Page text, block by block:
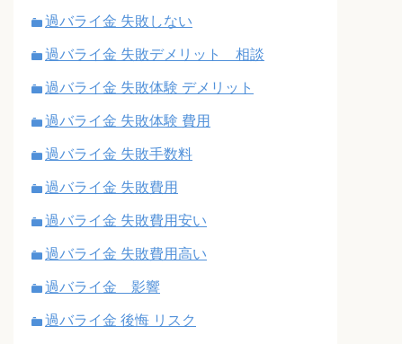
過バライ金 失敗しない
過バライ金 失敗デメリット 相談
過バライ金 失敗体験 デメリット
過バライ金 失敗体験 費用
過バライ金 失敗手数料
過バライ金 失敗費用
過バライ金 失敗費用安い
過バライ金 失敗費用高い
過バライ金 影響
過バライ金 後悔 リスク